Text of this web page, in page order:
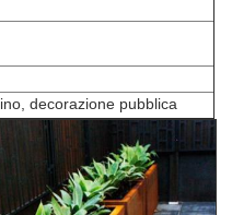
decorazione pubblica